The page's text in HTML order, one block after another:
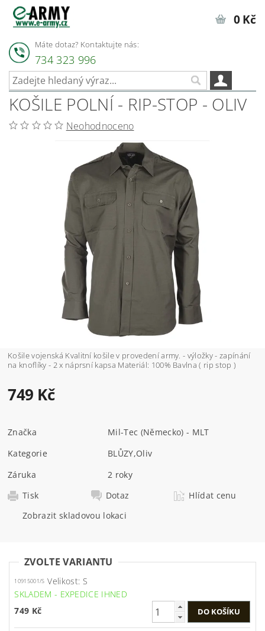
Máte dotaz? Kontaktujte nás:
734 323 996
0 Kč
KOŠILE POLNÍ - RIP-STOP - OLIV
Neohodnoceno
Košile vojenská Kvalitní košile v provedení army. - výložky - zapínání
na knoflíky - 2 x náprsní kapsa Materiál: 100% Bavlna ( rip stop )
749 Kč
Značka
Mil-Tec (Německo) - MLT
Kategorie
BLŮZY,Oliv
Záruka
2 roky
Tisk
Dotaz
Hlídat cenu
Zobrazit skladovou lokaci
ZVOLTE VARIANTU
10915001/S Velikost: S
SKLADEM - EXPEDICE IHNED
749 Kč